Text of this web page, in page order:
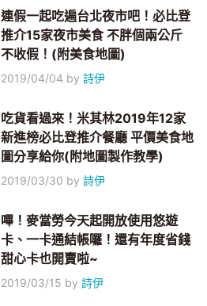
連假一起吃遍台北夜市吧！必比登
推介15家夜市美食 不胖個兩公斤
不收假！(附美食地圖)
2019/04/04 by詩伊
吃貨看過來！米其林2019年12家
新進榜必比登推介餐廳 平價美食地
圖分享給你(附地圖製作教學)
2019/03/30 by詩伊
嗶！麥當勞今天起開放使用悠遊
卡、一卡通結帳囉！還有年度省錢
甜心卡也開賣啦~
2019/03/15 by詩伊